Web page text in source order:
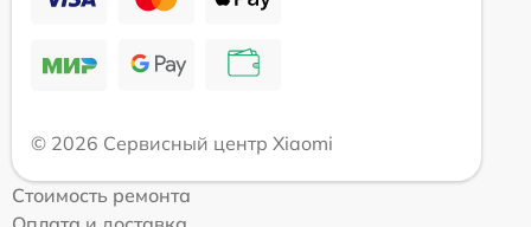
© 2026 Сервисный центр Xiaomi
Стоимость ремонта